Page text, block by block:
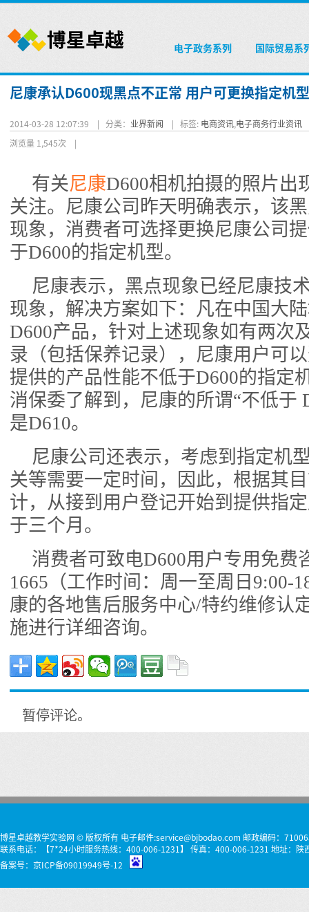
电子政务系列 国际贸易系
尼康承认D600现黑点不正常 用户可更换指定机型
2014-03-28 12:07:39 | 分类： 业界新闻 | 标签: 电商资讯,电子商务行业资讯
浏览量 1,545次 |
有关尼康D600相机拍摄的照片出
关注。尼康公司昨天明确表示，该
现象，消费者可选择更换尼康公司
于D600的指定机型。
尼康表示，黑点现象已经尼康技
现象，解决方案如下：凡在中国大
D600产品，针对上述现象如有两次
录（包括保养记录），尼康用户可
提供的产品性能不低于D600的指定
消保委了解到，尼康的所谓“不低于
是D610。
尼康公司还表示，考虑到指定机
关等需要一定时间，因此，根据其
计，从接到用户登记开始到提供指
于三个月。
消费者可致电D600用户专用免费
1665（工作时间：周一至周日9:00-
康的各地售后服务中心/特约维修认
施进行详细咨询。
暂停评论。
博星卓越教学实验网 © 版权所有 电子邮件:service@bjbodao.com 邮政编码：
联系电话：【7*24小时服务热线：400-006-1231】 传真：400-006-1231 地址：陕
备案号： 京ICP备09019949号-12